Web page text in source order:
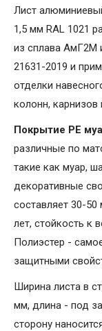
Лист
1,5 мм RAL 1021
из сплава АмГ2М
21631-2019 и
отделки
колонн, карнизов
Покрытие PE
различные по
такие как муар,
декоративные
составляет 30-50
лет, стойкость к
Полиэстер -
защитными
Ширина листа в
мм, длина - под
сторону